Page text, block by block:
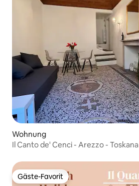
Wohnung
Il Canto de' Cenci - Arezzo - Toskana
Gäste-Favorit
Gäste-Favorit